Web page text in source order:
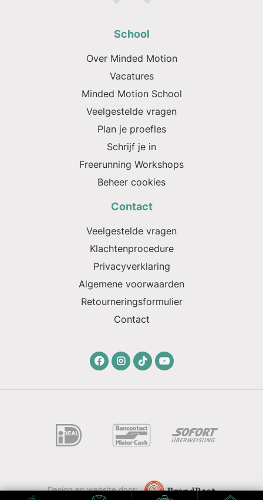
School
Over Minded Motion
Vacatures
Minded Motion School
Veelgestelde vragen
Plan je proefles
Schrijf je in
Freerunning Workshops
Beheer cookies
Contact
Veelgestelde vragen
Klachtenprocedure
Privacyverklaring
Algemene voorwaarden
Retourneringsformulier
Contact
Design en website door: